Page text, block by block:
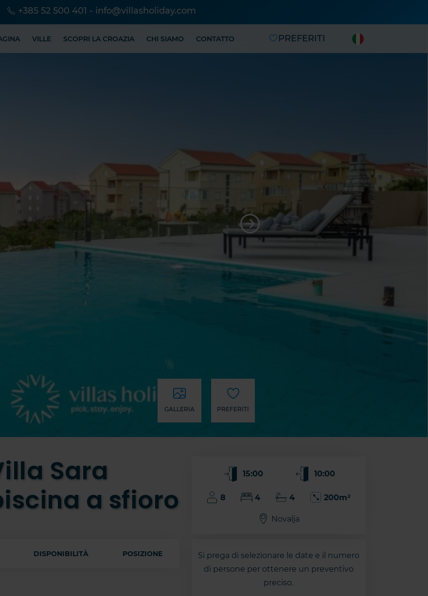
+385 52 500 401 - info@villasholiday.com
VILLE SCOPRI LA CROAZIA CHI SIAMO CONTATTO PREFERITI
GALLERIA PREFERITI
Sara
a sfioro
15:00 10:00
8 4 4 200m²
Novalja
DISPONIBILITÀ POSIZIONE
Si prega di selezionare le date e il numero
di persone per ottenere un preventivo
preciso.